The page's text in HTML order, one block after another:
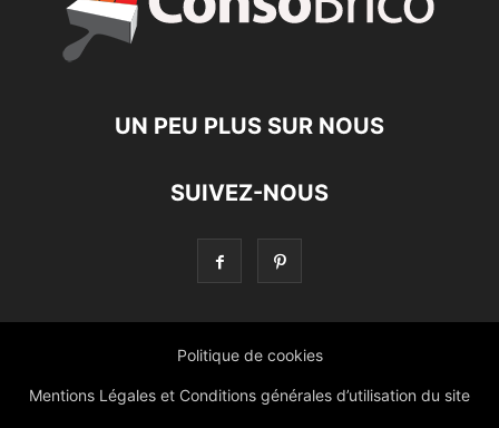
UN PEU PLUS SUR NOUS
SUIVEZ-NOUS
Politique de cookies
Mentions Légales et Conditions générales d’utilisation du site